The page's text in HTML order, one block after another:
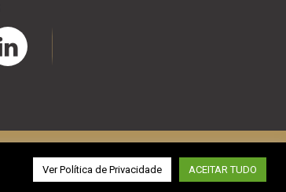
Desenvolvido por
Ver Política de Privacidade ACEITAR TUDO